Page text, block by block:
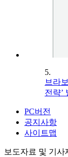
5.
브라
전략’
PC버전
공지사항
사이트맵
보도자료 및 기사